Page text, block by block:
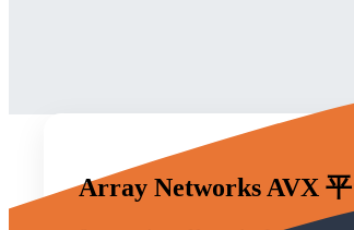
Array Networks AVX